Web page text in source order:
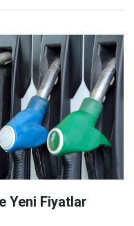
Yeni Fiyatlar